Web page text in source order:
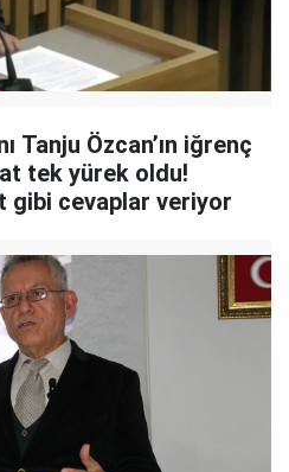
Tanju Özcan’ın iğrenç
tek yürek oldu!
gibi cevaplar veriyor